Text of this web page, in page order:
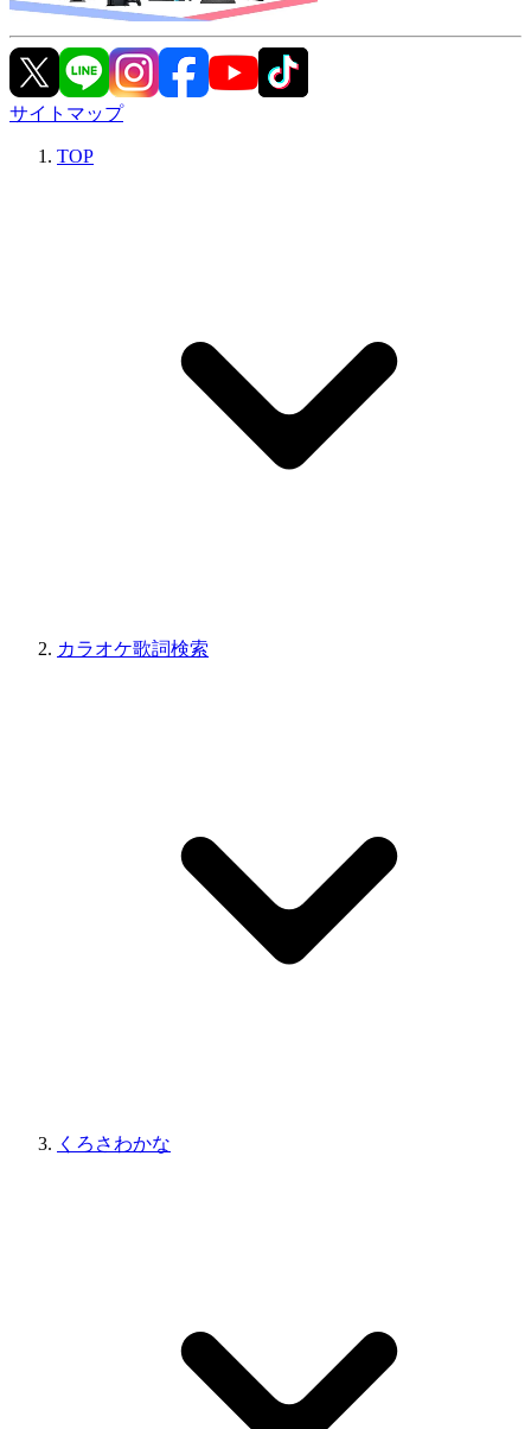
サイトマップ
TOP
カラオケ歌詞検索
くろさわかな